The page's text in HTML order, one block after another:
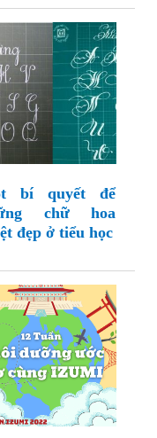
bí quyết để
chữ hoa
đẹp ở tiểu học